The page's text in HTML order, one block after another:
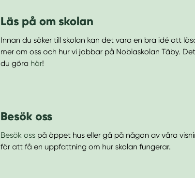
Läs på om skolan
Innan du söker till skolan kan det vara en bra idé att
mer om oss och hur vi jobbar på Noblaskolan Täby.
du göra här!
Besök oss
Besök oss på öppet hus eller gå på någon av våra
för att få en uppfattning om hur skolan fungerar.